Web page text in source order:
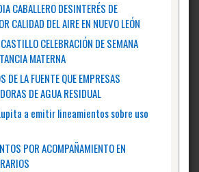
CABALLERO DESINTERÉS DE
CALIDAD DEL AIRE EN NUEVO LEÓN
CELEBRACIÓN DE SEMANA
MATERNA
DE LA FUENTE QUE EMPRESAS
DE AGUA RESIDUAL
a emitir lineamientos sobre uso
POR ACOMPAÑAMIENTO EN